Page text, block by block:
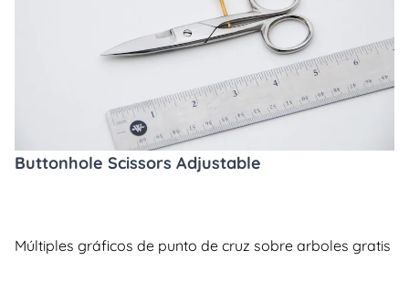
Buttonhole Scissors Adjustable
Múltiples gráficos de punto de cruz sobre arboles gratis